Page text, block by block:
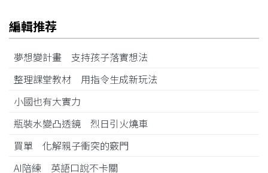
編輯推荐
夢想變計畫 支持孩子落實想法
整理課堂教材 用指令生成新玩法
小國也有大實力
瓶裝水變凸透鏡 烈日引火燒車
買單 化解親子衝突的竅門
AI陪練 英語口說不卡關